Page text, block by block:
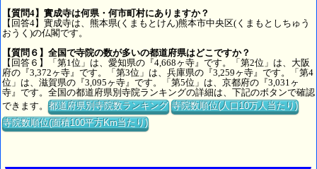
【質問4】實成寺は何県・何市町村にありますか？
【回答4】實成寺は、熊本県(くまもとけん)熊本市中央区(くまもとしちゅう
おうく)の仏閣です。
【質問６】全国で寺院の数が多いの都道府県はどこですか？
【回答６】「第1位」は、愛知県の『4,668ヶ寺』です。「第2位」は、大阪
府の『3,372ヶ寺』です。「第3位」は、兵庫県の『3,259ヶ寺』です。「第4
位」は、滋賀県の『3,095ヶ寺』です。「第5位」は、京都府の『3,031ヶ
寺』です。全国の都道府県別寺院ランキングの詳細は、下記のボタンで確認
できます。都道府県別寺院数ランキング 寺院数順位(人口10万人当たり)
寺院数順位(面積100平方Km当たり)